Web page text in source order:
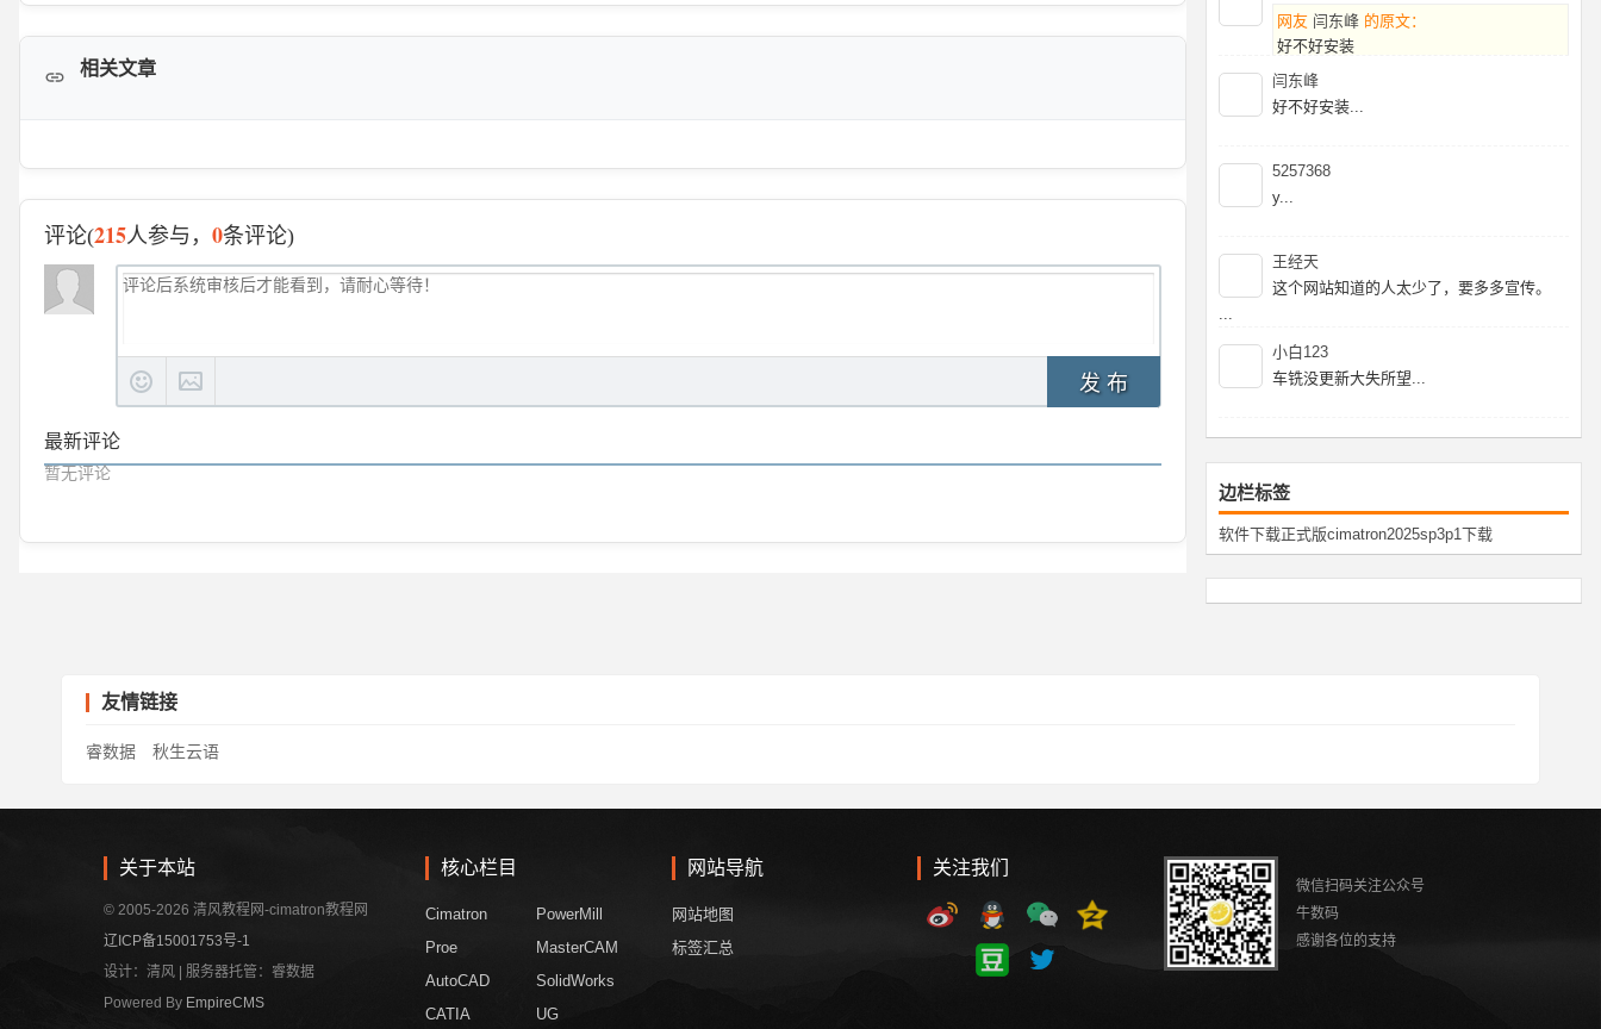
网友 闫东峰 的原文：
好不好安装
暂时没有好的破姐，建议2025在等等...
闫东峰
好不好安装...
5257368
y...
王经天
这个网站知道的人太少了，要多多宣传。
...
小白123
车铣没更新大失所望...
边栏标签
软件下载正式版cimatron2025sp3p1下载
相关文章
评论(215人参与， 0条评论)
发 布
最新评论
暂无评论
友情链接
睿数据 秋生云语
关于本站
© 2005-2026 清风教程网-cimatron教程网
辽ICP备15001753号-1
设计：清风 | 服务器托管：睿数据
Powered By EmpireCMS
核心栏目
Cimatron
Proe
AutoCAD
CATIA
PowerMill
MasterCAM
SolidWorks
UG
网站导航
网站地图
标签汇总
关注我们
微信扫码关注公众号
牛数码
感谢各位的支持